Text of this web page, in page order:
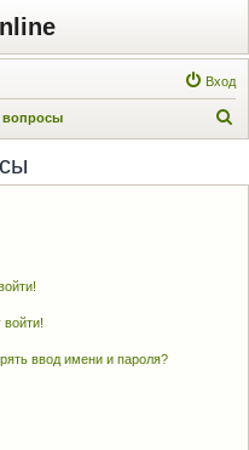
Вход
вопросы
ввод имени и пароля?